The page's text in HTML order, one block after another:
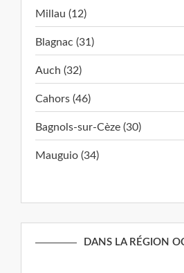
Millau (12)
Blagnac (31)
Auch (32)
Cahors (46)
Bagnols-sur-Cèze (30)
Mauguio (34)
DANS LA RÉGION